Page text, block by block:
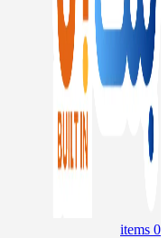
0
items